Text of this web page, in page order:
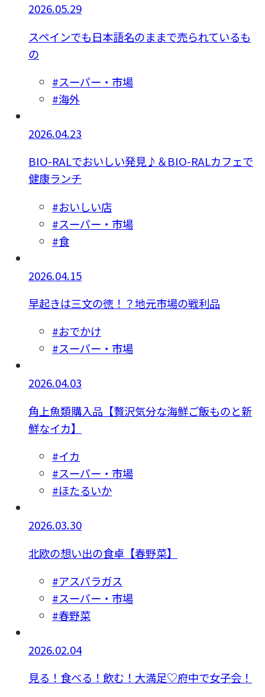
2026.05.29
スペインでも日本語名のままで売られているも
の
#スーパー・市場
#海外
2026.04.23
BIO-RALでおいしい発見♪＆BIO-RALカフェで
健康ランチ
#おいしい店
#スーパー・市場
#食
2026.04.15
早起きは三文の徳！？地元市場の戦利品
#おでかけ
#スーパー・市場
2026.04.03
角上魚類購入品【贅沢気分な海鮮ご飯ものと新
鮮なイカ】
#イカ
#スーパー・市場
#ほたるいか
2026.03.30
北欧の想い出の食卓【春野菜】
#アスパラガス
#スーパー・市場
#春野菜
2026.02.04
見る！食べる！飲む！大満足♡府中で女子会！